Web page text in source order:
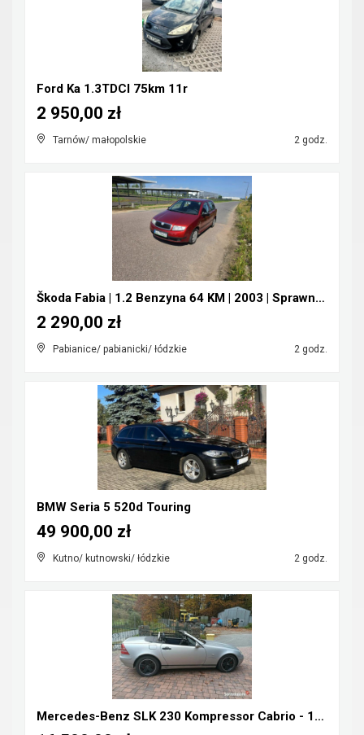
Ford Ka 1.3TDCI 75km 11r
Tarnów/ małopolskie 2 godz.
2 950,00 zł
Škoda Fabia | 1.2 Benzyna 64 KM | 2003 | Sprawna |...
Pabianice/ pabianicki/ łódzkie 2 godz.
2 290,00 zł
BMW Seria 5 520d Touring
Kutno/ kutnowski/ łódzkie 2 godz.
49 900,00 zł
Mercedes-Benz SLK 230 Kompressor Cabrio - 1998r ka...